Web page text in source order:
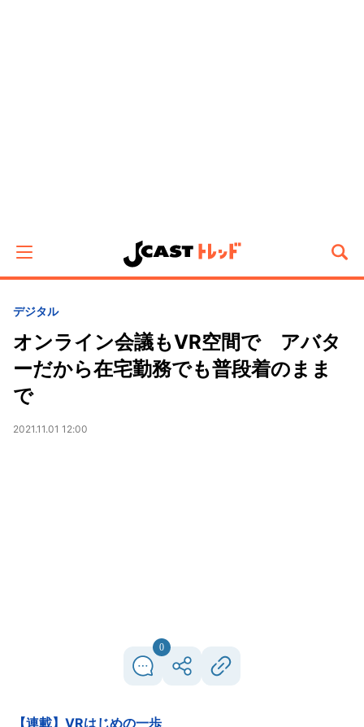
デジタル
オンライン会議もVR空間で アバタ
ーだから在宅勤務でも普段着のまま
で
2021.11.01 12:00
0
【連載】VRはじめの一歩